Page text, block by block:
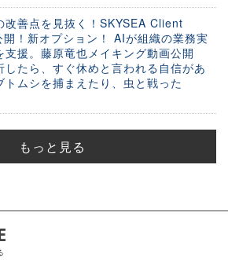
改善点を見抜く！SKYSEA Client
！新オプション！ AIが組織の業務実
援。藤原竜也メイキング動画公開
したら、すぐ休めと言われる自信があ
トムシを捕まえたり、虫と戦った
もっと見る